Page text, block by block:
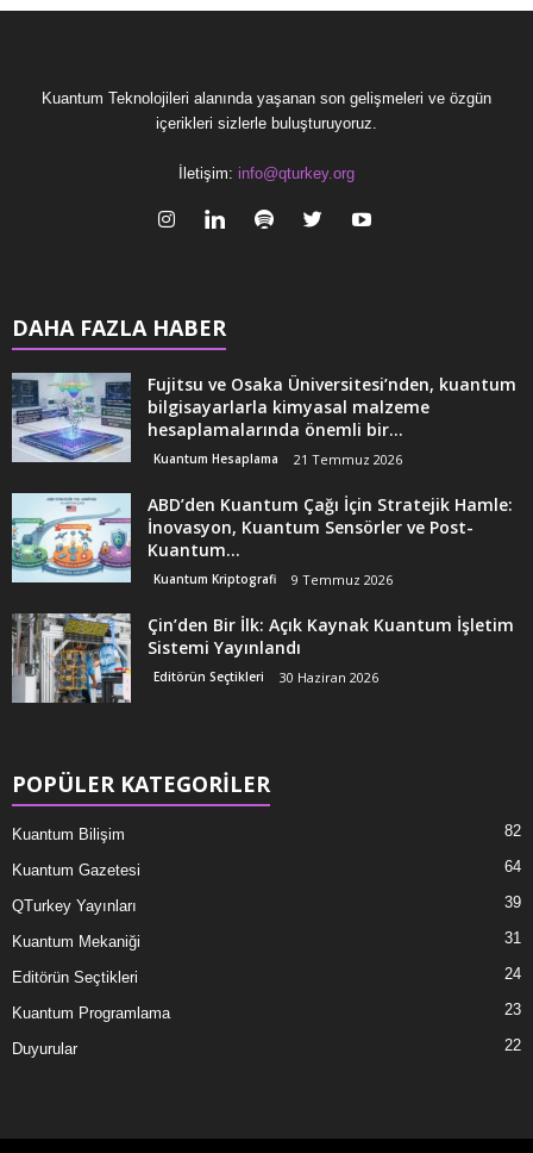
Kuantum Teknolojileri alanında yaşanan son gelişmeleri ve özgün
içerikleri sizlerle buluşturuyoruz.
İletişim: info@qturkey.org
DAHA FAZLA HABER
Fujitsu ve Osaka Üniversitesi’nden, kuantum
bilgisayarlarla kimyasal malzeme
hesaplamalarında önemli bir...
Kuantum Hesaplama 21 Temmuz 2026
ABD’den Kuantum Çağı İçin Stratejik Hamle:
İnovasyon, Kuantum Sensörler ve Post-
Kuantum...
Kuantum Kriptografi 9 Temmuz 2026
Çin’den Bir İlk: Açık Kaynak Kuantum İşletim
Sistemi Yayınlandı
Editörün Seçtikleri 30 Haziran 2026
POPÜLER KATEGORİLER
Kuantum Bilişim 82
Kuantum Gazetesi 64
QTurkey Yayınları 39
Kuantum Mekaniği 31
Editörün Seçtikleri 24
Kuantum Programlama 23
Duyurular 22